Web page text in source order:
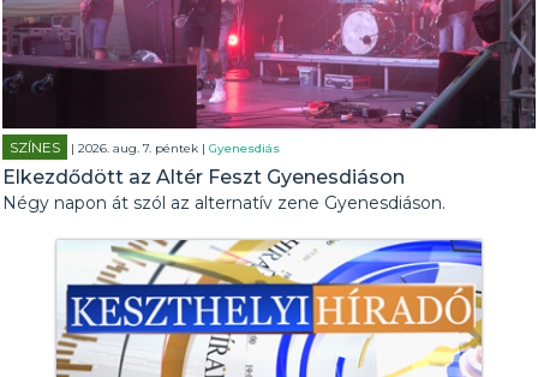
SZÍNES | 2026. aug. 7. péntek |Gyenesdiás
Elkezdődött az Altér Feszt Gyenesdiáson
Négy napon át szól az alternatív zene Gyenesdiáson.